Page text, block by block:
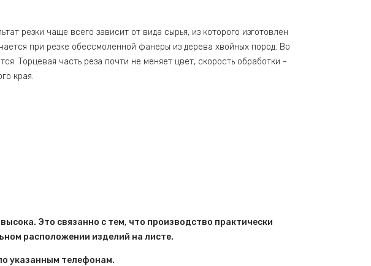
резки чаще всего зависит от вида сырья, из которого изготовлен
при резке обессмоленной фанеры из дерева хвойных пород. Во
Торцевая часть реза почти не меняет цвет, скорость обработки -
края.
Это связанно с тем, что производство практически
расположении изделий на листе.
указанным телефонам.